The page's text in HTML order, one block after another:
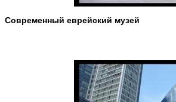
Современный еврейский музей